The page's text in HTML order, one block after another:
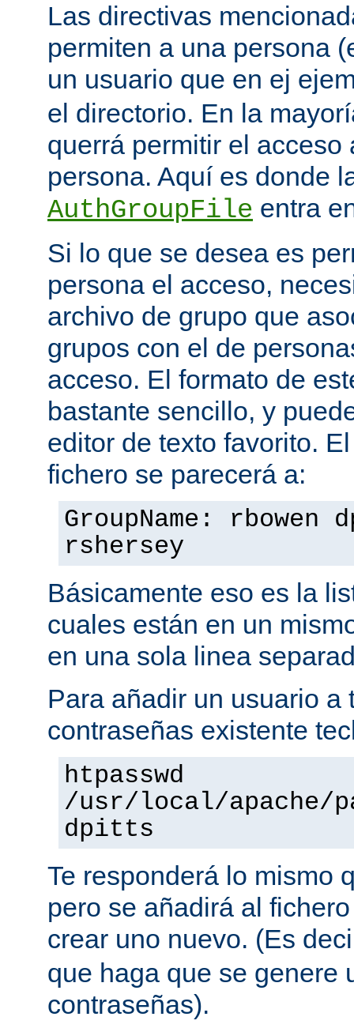
Las directivas
permiten a una persona
un usuario que en ej
el directorio. En la
querrá permitir el acceso
persona. Aquí es donde
AuthGroupFile entra
Si lo que se desea es
persona el acceso,
archivo de grupo que
grupos con el de
acceso. El formato de
bastante sencillo, y
editor de texto favorito.
fichero se parecerá a:
GroupName: rbowen
rshersey
Básicamente eso es la
cuales están en un
en una sola linea
Para añadir un usuario a
contraseñas existente
htpasswd
/usr/local/apache/
dpitts
Te responderá lo mismo
pero se añadirá al
crear uno nuevo. (Es
que haga que se genere
contraseñas).